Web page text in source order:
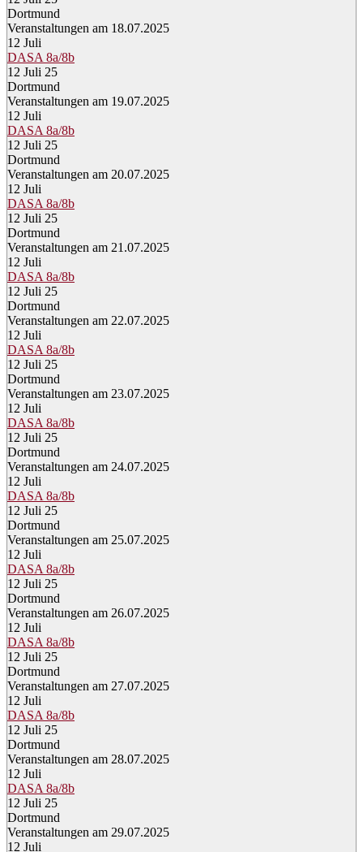
Dortmund
Veranstaltungen am 18.07.2025
12 Juli
DASA 8a/8b
12 Juli 25
Dortmund
Veranstaltungen am 19.07.2025
12 Juli
DASA 8a/8b
12 Juli 25
Dortmund
Veranstaltungen am 20.07.2025
12 Juli
DASA 8a/8b
12 Juli 25
Dortmund
Veranstaltungen am 21.07.2025
12 Juli
DASA 8a/8b
12 Juli 25
Dortmund
Veranstaltungen am 22.07.2025
12 Juli
DASA 8a/8b
12 Juli 25
Dortmund
Veranstaltungen am 23.07.2025
12 Juli
DASA 8a/8b
12 Juli 25
Dortmund
Veranstaltungen am 24.07.2025
12 Juli
DASA 8a/8b
12 Juli 25
Dortmund
Veranstaltungen am 25.07.2025
12 Juli
DASA 8a/8b
12 Juli 25
Dortmund
Veranstaltungen am 26.07.2025
12 Juli
DASA 8a/8b
12 Juli 25
Dortmund
Veranstaltungen am 27.07.2025
12 Juli
DASA 8a/8b
12 Juli 25
Dortmund
Veranstaltungen am 28.07.2025
12 Juli
DASA 8a/8b
12 Juli 25
Dortmund
Veranstaltungen am 29.07.2025
12 Juli